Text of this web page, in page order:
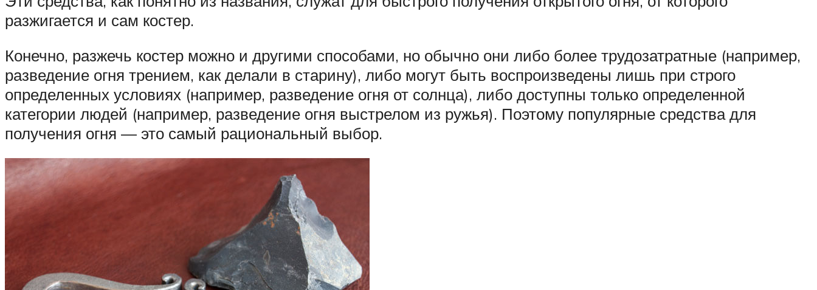
разжигается и сам костер.
Конечно, разжечь костер можно и другими способами, но обычно они либо более трудозатратные (например,
разведение огня трением, как делали в старину), либо могут быть воспроизведены лишь при строго
определенных условиях (например, разведение огня от солнца), либо доступны только определенной
категории людей (например, разведение огня выстрелом из ружья). Поэтому популярные средства для
получения огня — это самый рациональный выбор.